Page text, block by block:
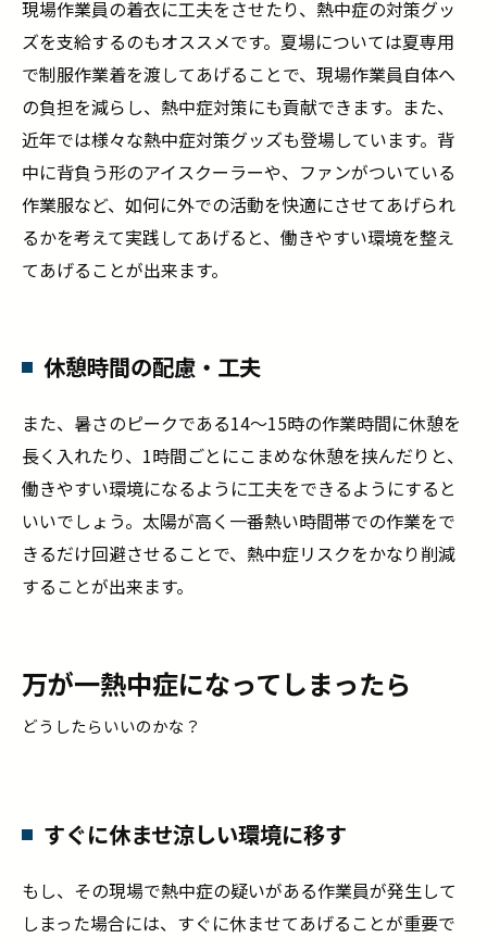
現場作業員の着衣に工夫をさせたり、熱中症の対策グッ
ズを支給するのもオススメです。夏場については夏専用
で制服作業着を渡してあげることで、現場作業員自体へ
の負担を減らし、熱中症対策にも貢献できます。また、
近年では様々な熱中症対策グッズも登場しています。背
中に背負う形のアイスクーラーや、ファンがついている
作業服など、如何に外での活動を快適にさせてあげられ
るかを考えて実践してあげると、働きやすい環境を整え
てあげることが出来ます。
休憩時間の配慮・工夫
また、暑さのピークである14～15時の作業時間に休憩を
長く入れたり、1時間ごとにこまめな休憩を挟んだりと、
働きやすい環境になるように工夫をできるようにすると
いいでしょう。太陽が高く一番熱い時間帯での作業をで
きるだけ回避させることで、熱中症リスクをかなり削減
することが出来ます。
万が一熱中症になってしまったら
どうしたらいいのかな？
すぐに休ませ涼しい環境に移す
もし、その現場で熱中症の疑いがある作業員が発生して
しまった場合には、すぐに休ませてあげることが重要で